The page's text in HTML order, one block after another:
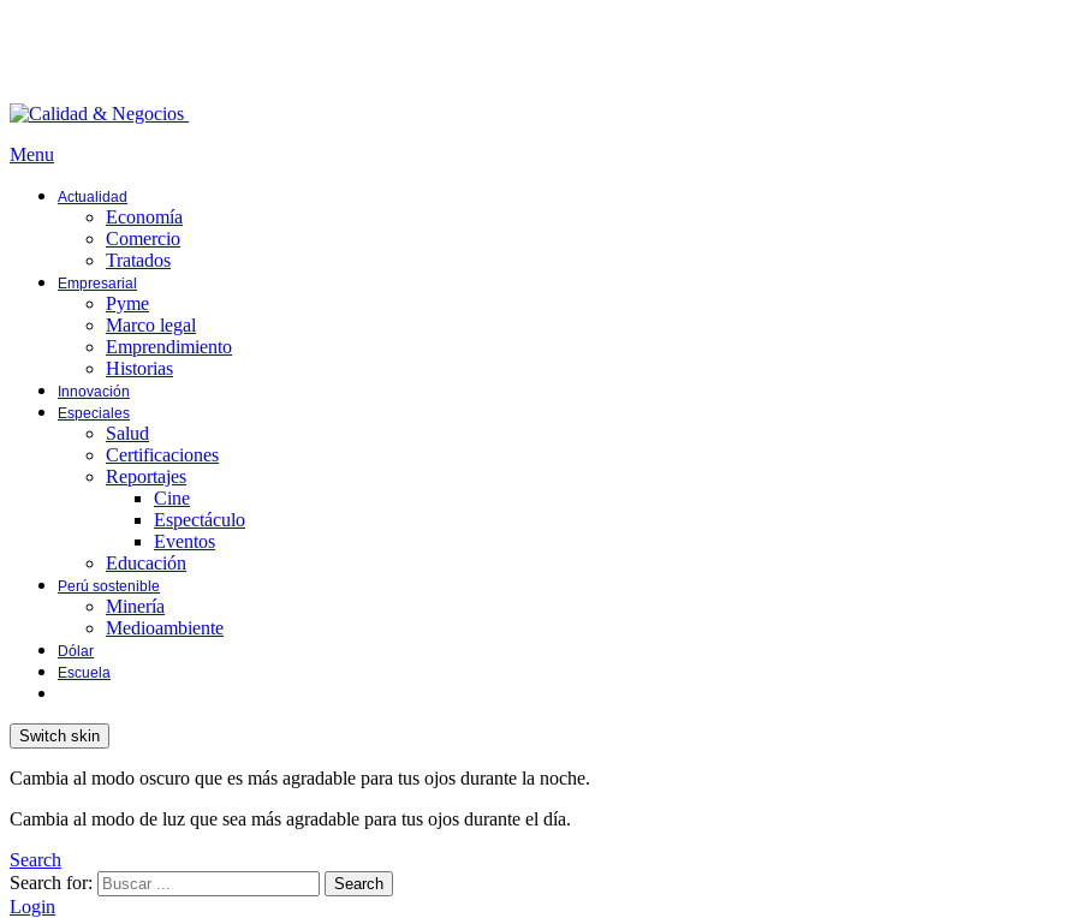
Menu
Actualidad
Economía
Comercio
Tratados
Empresarial
Pyme
Marco legal
Emprendimiento
Historias
Innovación
Especiales
Salud
Certificaciones
Reportajes
Cine
Espectáculo
Eventos
Educación
Perú sostenible
Minería
Medioambiente
Dólar
Escuela
Switch skin
Cambia al modo oscuro que es más agradable para tus ojos durante la noche.
Cambia al modo de luz que sea más agradable para tus ojos durante el día.
Search
Search for:
Search
Login